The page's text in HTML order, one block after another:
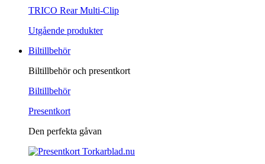
TRICO Rear Multi-Clip
Utgående produkter
Biltillbehör
Biltillbehör och presentkort
Biltillbehör
Presentkort
Den perfekta gåvan